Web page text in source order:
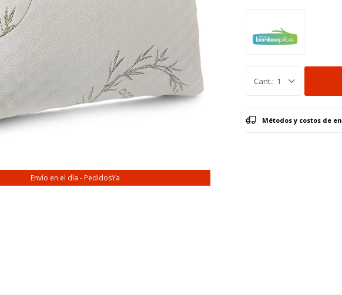
Envío en el día - PedidosYa
1
Métodos y costos de